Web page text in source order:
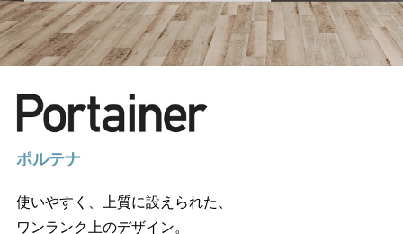
ポルテナ
使いやすく、上質に設えられた、
ワンランク上のデザイン。